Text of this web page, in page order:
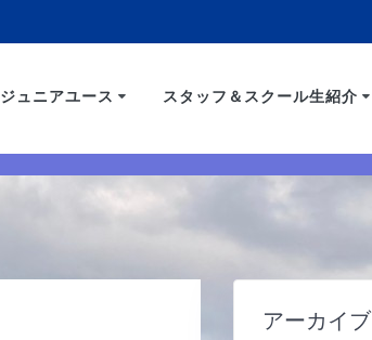
ジュニアユース スタッフ＆スクール生紹介
アーカイブ